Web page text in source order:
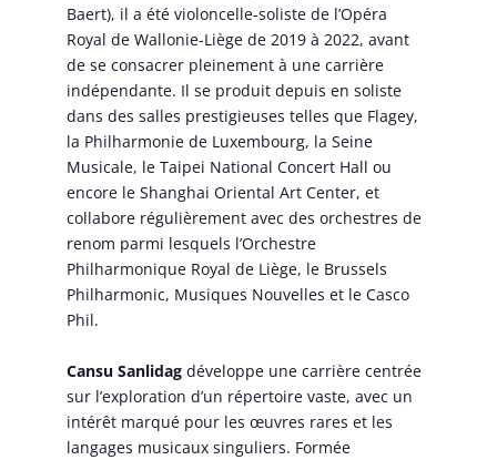
Baert), il a été violoncelle-soliste de l’Opéra
Royal de Wallonie-Liège de 2019 à 2022, avant
de se consacrer pleinement à une carrière
indépendante. Il se produit depuis en soliste
dans des salles prestigieuses telles que Flagey,
la Philharmonie de Luxembourg, la Seine
Musicale, le Taipei National Concert Hall ou
encore le Shanghai Oriental Art Center, et
collabore régulièrement avec des orchestres de
renom parmi lesquels l’Orchestre
Philharmonique Royal de Liège, le Brussels
Philharmonic, Musiques Nouvelles et le Casco
Phil.
Cansu Sanlidag développe une carrière centrée
sur l’exploration d’un répertoire vaste, avec un
intérêt marqué pour les œuvres rares et les
langages musicaux singuliers. Formée